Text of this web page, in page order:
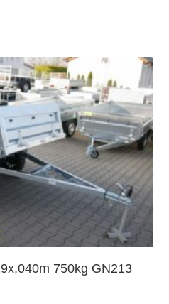
750kg GN213